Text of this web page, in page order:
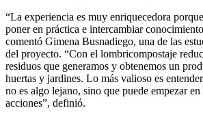
“La experiencia es muy enriquecedora
poner en práctica e intercambiar
comentó Gimena Busnadiego, una de las
del proyecto. “Con el lombricompostaje
residuos que generamos y obtenemos un
huertas y jardines. Lo más valioso es
no es algo lejano, sino que puede empezar en
acciones”, definió.